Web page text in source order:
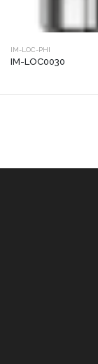
IM-LOC-PHI
IM-LOC0030